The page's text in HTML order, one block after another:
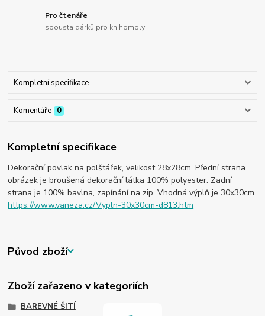
Pro čtenáře
spousta dárků pro knihomoly
Kompletní specifikace
Komentáře 0
Kompletní specifikace
Dekorační povlak na polštářek, velikost 28x28cm. Přední strana
obrázek je broušená dekorační látka 100% polyester. Zadní
strana je 100% bavlna, zapínání na zip. Vhodná výplň je 30x30cm
https://www.vaneza.cz/Vypln-30x30cm-d813.htm
Původ zboží
Zboží zařazeno v kategoriích
BAREVNÉ ŠITÍ